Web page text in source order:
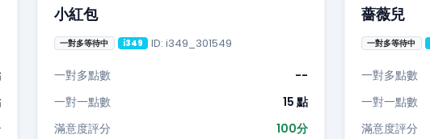
小紅包
一對多等待中 i349 ID: i349_301549
一對多點數
--
一對一點數
15 點
滿意度評分
100分
薔薇兒
一對多等待中
一對多點數
一對一點數
滿意度評分